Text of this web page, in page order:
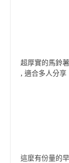
超厚實的馬鈴
, 適合多人分享
這麼有份量的